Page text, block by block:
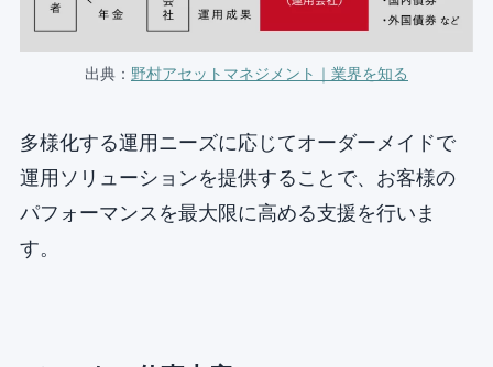
出典： 野村アセットマネジメント｜業界を知る
多様化する運用ニーズに応じてオーダーメイドで
運用ソリューションを提供することで、お客様の
パフォーマンスを最大限に高める支援を行いま
す。